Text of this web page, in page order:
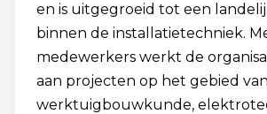
en is uitgegroeid tot een
binnen de installatietechniek.
medewerkers werkt de
aan projecten op het gebied van
werktuigbouwkunde,